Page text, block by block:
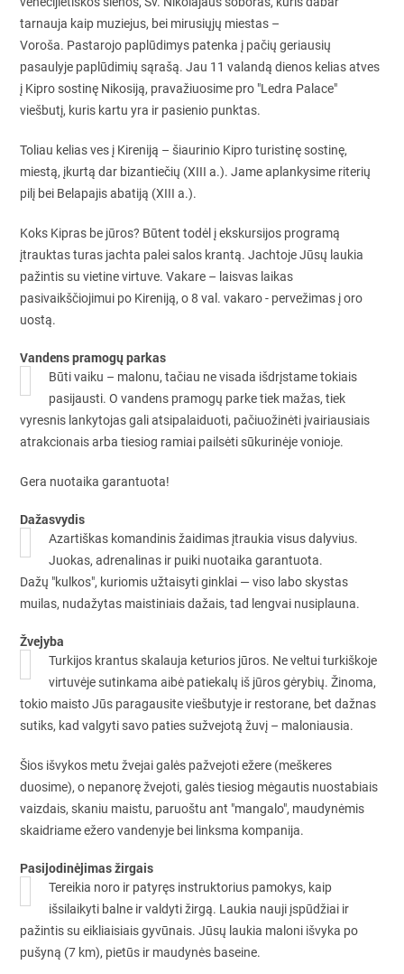
tarnauja kaip muziejus, bei mirusiųjų miestas –
Voroša. Pastarojo paplūdimys patenka į pačių geriausių
pasaulyje paplūdimių sąrašą. Jau 11 valandą dienos kelias atves
į Kipro sostinę Nikosiją, pravažiuosime pro "Ledra Palace"
viešbutį, kuris kartu yra ir pasienio punktas.
Toliau kelias ves į Kireniją – šiaurinio Kipro turistinę sostinę,
miestą, įkurtą dar bizantiečių (XIII a.). Jame aplankysime riterių
pilį bei Belapajis abatiją (XIII a.).
Koks Kipras be jūros? Būtent todėl į ekskursijos programą
įtrauktas turas jachta palei salos krantą. Jachtoje Jūsų laukia
pažintis su vietine virtuve. Vakare – laisvas laikas
pasivaikščiojimui po Kireniją, o 8 val. vakaro - pervežimas į oro
uostą.
Vandens pramogų parkas
Būti vaiku – malonu, tačiau ne visada išdrįstame tokiais
pasijausti. O vandens pramogų parke tiek mažas, tiek
vyresnis lankytojas gali atsipalaiduoti, pačiuožinėti įvairiausiais
atrakcionais arba tiesiog ramiai pailsėti sūkurinėje vonioje.
Gera nuotaika garantuota!
Dažasvydis
Azartiškas komandinis žaidimas įtraukia visus dalyvius.
Juokas, adrenalinas ir puiki nuotaika garantuota.
Dažų "kulkos", kuriomis užtaisyti ginklai — viso labo skystas
muilas, nudažytas maistiniais dažais, tad lengvai nusiplauna.
Žvejyba
Turkijos krantus skalauja keturios jūros. Ne veltui turkiškoje
virtuvėje sutinkama aibė patiekalų iš jūros gėrybių. Žinoma,
tokio maisto Jūs paragausite viešbutyje ir restorane, bet dažnas
sutiks, kad valgyti savo paties sužvejotą žuvį – maloniausia.
Šios išvykos metu žvejai galės pažvejoti ežere (meškeres
duosime), o nepanorę žvejoti, galės tiesiog mėgautis nuostabiais
vaizdais, skaniu maistu, paruoštu ant "mangalo", maudynėmis
skaidriame ežero vandenyje bei linksma kompanija.
Pasijodinėjimas žirgais
Tereikia noro ir patyręs instruktorius pamokys, kaip
išsilaikyti balne ir valdyti žirgą. Laukia nauji įspūdžiai ir
pažintis su eikliaisiais gyvūnais. Jūsų laukia maloni išvyka po
pušyną (7 km), pietūs ir maudynės baseine.